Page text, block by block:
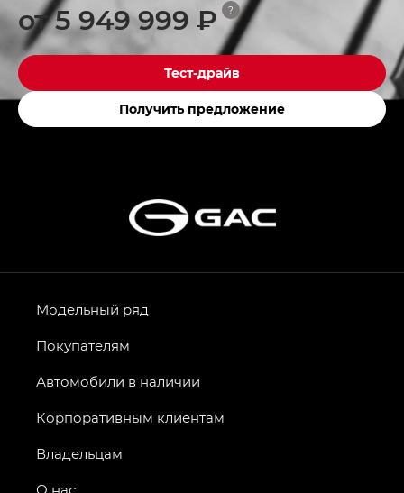
от 5 949 999 ₽ ?
Тест-драйв
Получить предложение
Модельный ряд
Покупателям
Автомобили в наличии
Корпоративным клиентам
Владельцам